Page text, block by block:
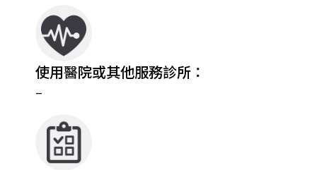
使用醫院或其他服務診所：
–